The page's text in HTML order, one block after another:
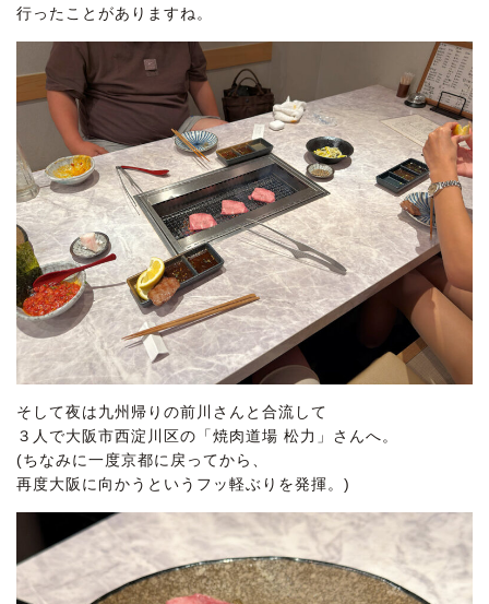
行ったことがありますね。
そして夜は九州帰りの前川さんと合流して
３人で大阪市西淀川区の「焼肉道場 松力」さんへ。
(ちなみに一度京都に戻ってから、
再度大阪に向かうというフッ軽ぶりを発揮。)